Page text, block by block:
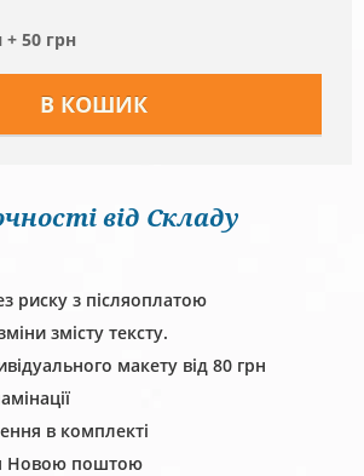
50 грн
від Складу
риску з післяоплатою
змісту тексту.
макету від 80 грн
в комплекті
Новою поштою